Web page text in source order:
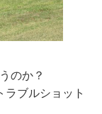
のか？
ブルショット